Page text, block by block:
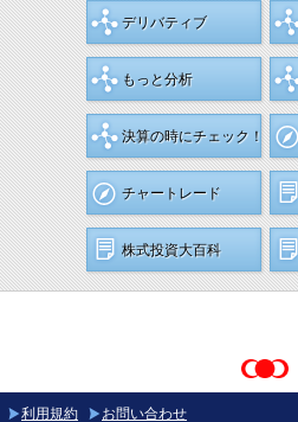
デリバティブ
もっと分析
決算の時にチェック！
チャートレード
株式投資大百科
利用規約 お問い合わせ